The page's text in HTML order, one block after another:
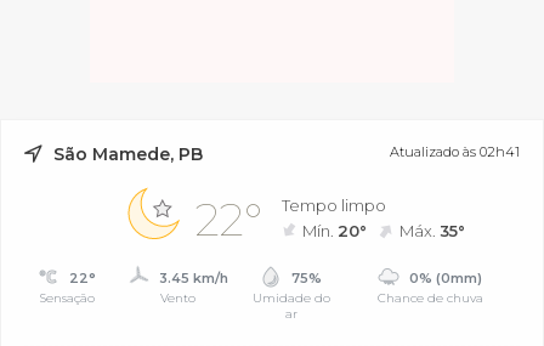
São Mamede, PB Atualizado às 02h41
22°
Tempo limpo
Mín. 20° Máx.35°
22°
Sensação
3.45 km/h
Vento
75%
Umidade do
ar
0% (0mm)
Chance de chuva